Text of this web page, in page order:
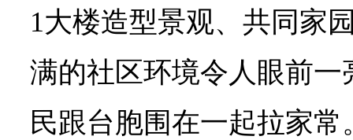
1大楼造型景观、共同家
满的社区环境令人眼前
民跟台胞围在一起拉家常